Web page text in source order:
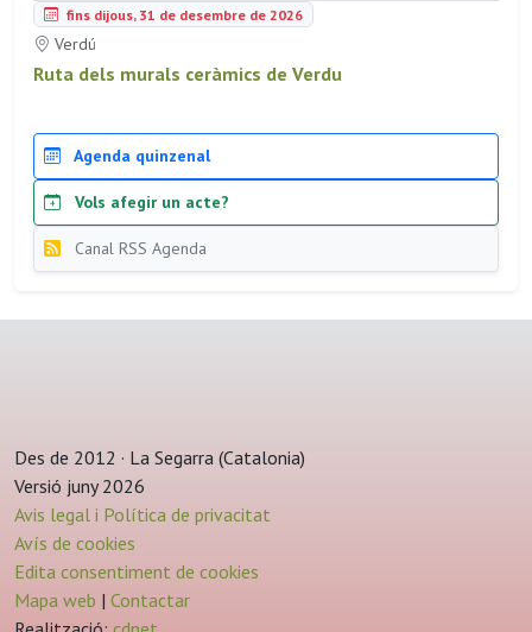
fins dijous, 31 de desembre de 2026
Verdú
Ruta dels murals ceràmics de Verdu
Agenda quinzenal
Vols afegir un acte?
Canal RSS Agenda
Des de 2012 · La Segarra (Catalonia)
Versió juny 2026
Avis legal i Política de privacitat
Avís de cookies
Edita consentiment de cookies
Mapa web | Contactar